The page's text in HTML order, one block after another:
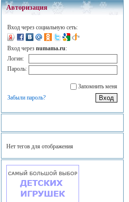
Авторизация
Вход через социальную сеть:
Вход через numama.ru:
Логин:
Пароль:
Запомнить меня
Забыли пароль?
Нет тегов для отображения